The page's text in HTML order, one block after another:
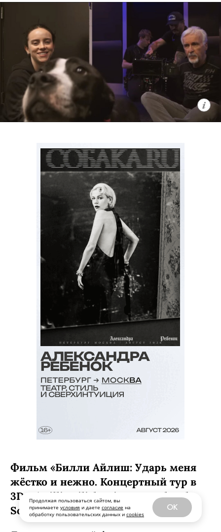
Продолжая пользоваться сайтом, вы
принимаете условия и даете согласие на
обработку пользовательских данных и cookies
OK
неполиткорректно и вызывающе,
настолько и обаятельно. Главное в
сериале — его создатель: Рики
Джервейс в свое время придумал
оригинальный «Офис», ставший
сначала хитом на родине, а затем и
общемировым феноменом. К слову,
главного героя, кота по имени Гас,
озвучил он сам.
C 7 августа, Netflix